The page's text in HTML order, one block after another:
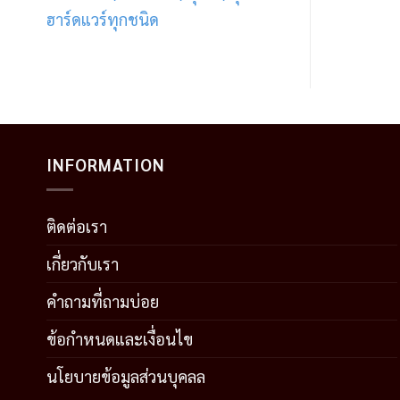
ฮาร์ดแวร์ทุกชนิด
INFORMATION
ติดต่อเรา
เกี่ยวกับเรา
คำถามที่ถามบ่อย
ข้อกำหนดและเงื่อนไข
นโยบายข้อมูลส่วนบุคลล